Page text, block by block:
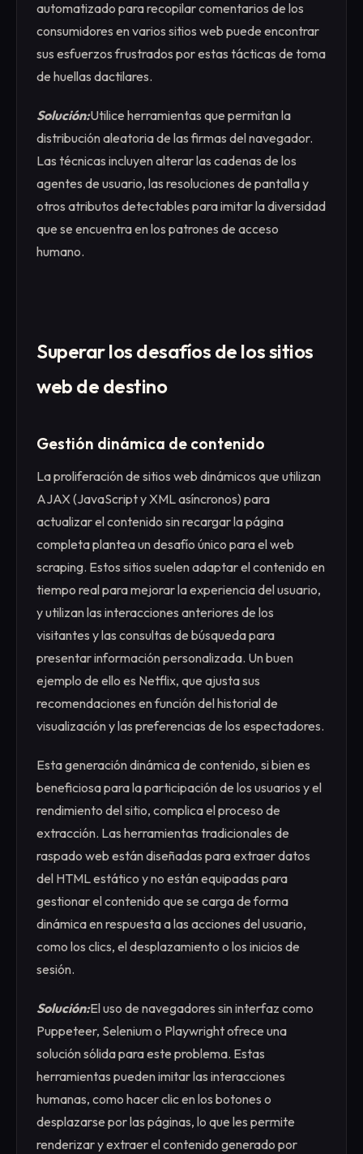
automatizado para recopilar comentarios de los
consumidores en varios sitios web puede encontrar
sus esfuerzos frustrados por estas tácticas de toma
de huellas dactilares.
Solución:Utilice herramientas que permitan la
distribución aleatoria de las firmas del navegador.
Las técnicas incluyen alterar las cadenas de los
agentes de usuario, las resoluciones de pantalla y
otros atributos detectables para imitar la diversidad
que se encuentra en los patrones de acceso
humano.
Superar los desafíos de los sitios
web de destino
Gestión dinámica de contenido
La proliferación de sitios web dinámicos que utilizan
AJAX (JavaScript y XML asíncronos) para
actualizar el contenido sin recargar la página
completa plantea un desafío único para el web
scraping. Estos sitios suelen adaptar el contenido en
tiempo real para mejorar la experiencia del usuario,
y utilizan las interacciones anteriores de los
visitantes y las consultas de búsqueda para
presentar información personalizada. Un buen
ejemplo de ello es Netflix, que ajusta sus
recomendaciones en función del historial de
visualización y las preferencias de los espectadores.
Esta generación dinámica de contenido, si bien es
beneficiosa para la participación de los usuarios y el
rendimiento del sitio, complica el proceso de
extracción. Las herramientas tradicionales de
raspado web están diseñadas para extraer datos
del HTML estático y no están equipadas para
gestionar el contenido que se carga de forma
dinámica en respuesta a las acciones del usuario,
como los clics, el desplazamiento o los inicios de
sesión.
Solución:El uso de navegadores sin interfaz como
Puppeteer, Selenium o Playwright ofrece una
solución sólida para este problema. Estas
herramientas pueden imitar las interacciones
humanas, como hacer clic en los botones o
desplazarse por las páginas, lo que les permite
renderizar y extraer el contenido generado por